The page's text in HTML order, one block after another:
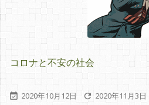
コロナと不安の社会
 2020年10月12日  2020年11月3日